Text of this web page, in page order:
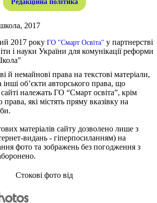
Редакційна політика
2017
2017 року ГО "Смарт Освіта" у партнерстві
і науки України для комунікації реформи
й немайнові права на текстові матеріали,
об’єкти авторського права, що
належать ГО “Смарт освіта”, крім
права, які містять пряму вказівку на
матеріалів сайту дозволено лише з
видань - гіперпосиланням) на
фото та зображень без погодження з
Стокові фото від